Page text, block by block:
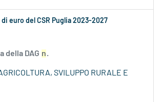
euro del CSR Puglia 2023-2027
della DAG n.
SVILUPPO RURALE E